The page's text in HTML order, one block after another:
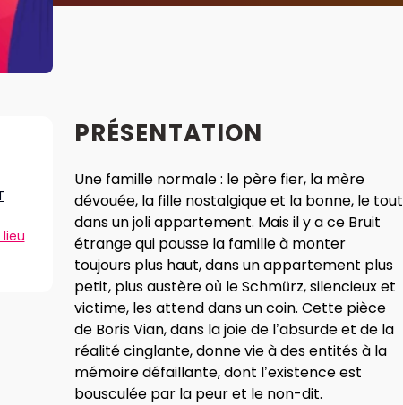
PRÉSENTATION
Une famille normale : le père fier, la mère
dévouée, la fille nostalgique et la bonne, le tout
dans un joli appartement. Mais il y a ce Bruit
étrange qui pousse la famille à monter
toujours plus haut, dans un appartement plus
petit, plus austère où le Schmürz, silencieux et
victime, les attend dans un coin. Cette pièce
de Boris Vian, dans la joie de l’absurde et de la
réalité cinglante, donne vie à des entités à la
mémoire défaillante, dont l’existence est
bousculée par la peur et le non-dit.